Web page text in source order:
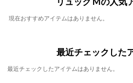
現在おすすめアイテムはありません。
最近チェックした
最近チェックしたアイテムはありません。